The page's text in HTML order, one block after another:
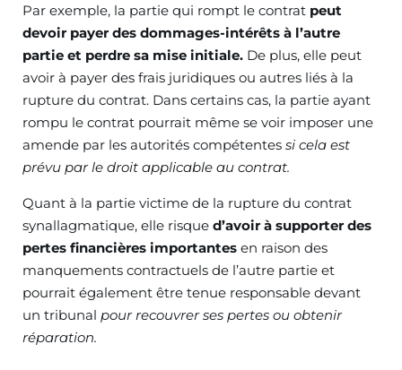
Par exemple, la partie qui rompt le contrat peut
devoir payer des dommages-intérêts à l’autre
partie et perdre sa mise initiale. De plus, elle peut
avoir à payer des frais juridiques ou autres liés à la
rupture du contrat. Dans certains cas, la partie ayant
rompu le contrat pourrait même se voir imposer une
amende par les autorités compétentes si cela est
prévu par le droit applicable au contrat.
Quant à la partie victime de la rupture du contrat
synallagmatique, elle risque d’avoir à supporter des
pertes financières importantes en raison des
manquements contractuels de l’autre partie et
pourrait également être tenue responsable devant
un tribunal pour recouvrer ses pertes ou obtenir
réparation.